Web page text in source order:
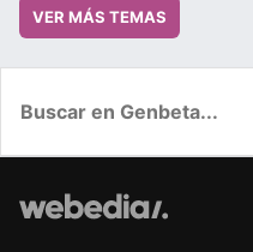
VER MÁS TEMAS